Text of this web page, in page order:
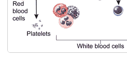
การตรวจวินิฉัยก้อนที่ตับ
เนื้องอกไม่ร้ายที่ตับ
เนื้องอกร้ายที่ตับ